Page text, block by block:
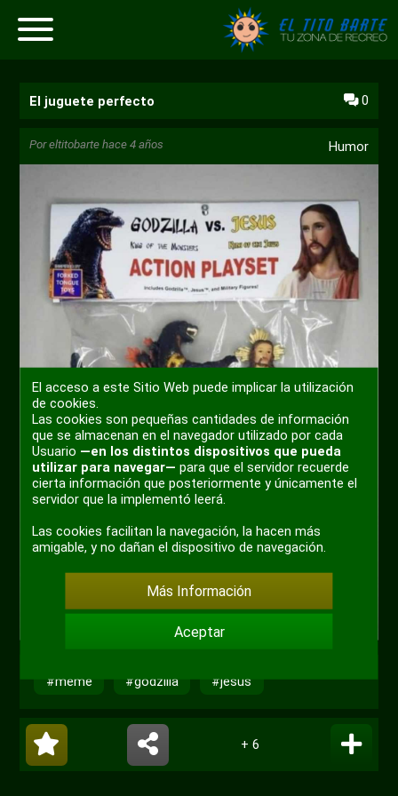
El juguete perfecto 0
Poreltitobarte hace 4 años Humor
#meme #godzilla #jesus
+ 6
El acceso a este Sitio Web puede implicar la utilización
de cookies.
Las cookies son pequeñas cantidades de información
que se almacenan en el navegador utilizado por cada
Usuario —en los distintos dispositivos que pueda
utilizar para navegar— para que el servidor recuerde
cierta información que posteriormente y únicamente el
servidor que la implementó leerá.
Las cookies facilitan la navegación, la hacen más
amigable, y no dañan el dispositivo de navegación.
Más Información
Aceptar